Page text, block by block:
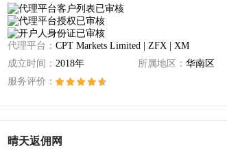
代理平台： CPT Markets Limited | ZFX | XM
成立时间： 2018年 所属地区： 华南区
服务评价：
晴天返佣网